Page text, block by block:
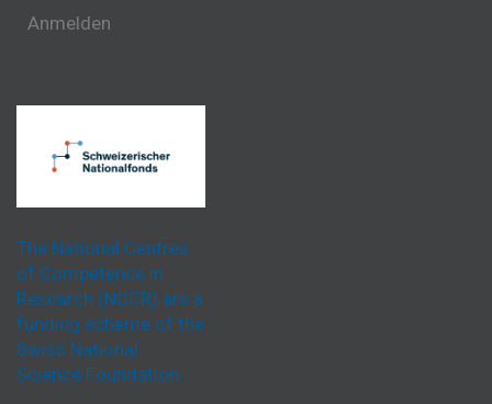
Anmelden
The National Centres
of Competence in
Research (NCCR) are a
funding scheme of the
Swiss National
Science Foundation.